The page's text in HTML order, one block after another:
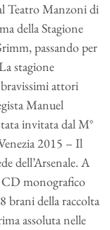
Teatro Manzoni di
della Stagione
passando per
stagione
attori
Manuel
invitata dal M°
2015 – Il
dell’Arsenale. A
CD monografico
brani della raccolta
assoluta nelle